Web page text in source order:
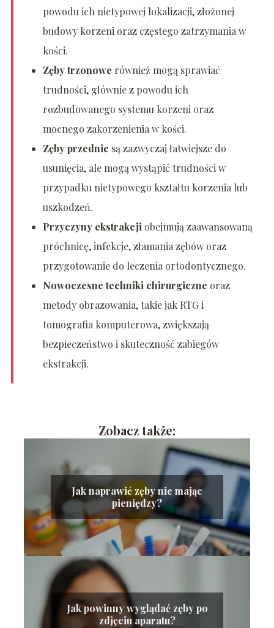
powodu ich nietypowej lokalizacji, złożonej
budowy korzeni oraz częstego zatrzymania w
kości.
Zęby trzonowe również mogą sprawiać
trudności, głównie z powodu ich
rozbudowanego systemu korzeni oraz
mocnego zakorzenienia w kości.
Zęby przednie są zazwyczaj łatwiejsze do
usunięcia, ale mogą wystąpić trudności w
przypadku nietypowego kształtu korzenia lub
uszkodzeń.
Przyczyny ekstrakcjiobejmują zaawansowaną
próchnicę, infekcje, złamania zębów oraz
przygotowanie do leczenia ortodontycznego.
Nowoczesne techniki chirurgiczne oraz
metody obrazowania, takie jak RTG i
tomografia komputerowa, zwiększają
bezpieczeństwo i skuteczność zabiegów
ekstrakcji.
Zobacz także:
Jak naprawić zęby nie mając
pieniędzy?
Jak powinny wyglądać zęby po
zdjęciu aparatu?